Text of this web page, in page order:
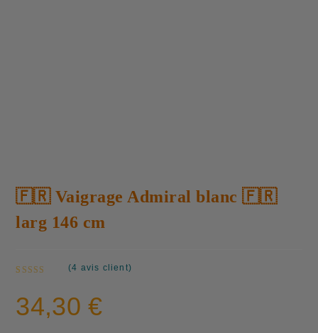
🇫🇷 Vaigrage Admiral blanc 🇫🇷
larg 146 cm
sur 5 basé
sur
(4 avis client)
34,30€